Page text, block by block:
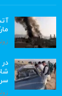
ژوئن 22,
ژوئن 15,